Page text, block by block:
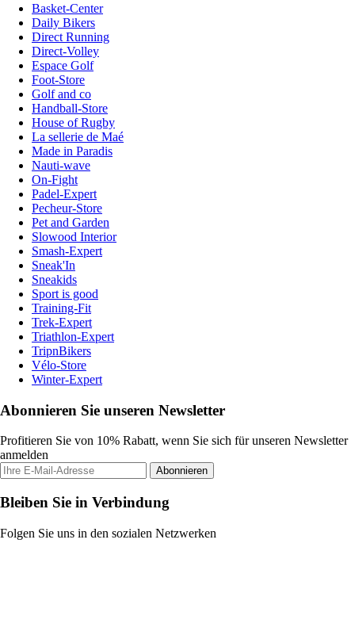
Basket-Center
Daily Bikers
Direct Running
Direct-Volley
Espace Golf
Foot-Store
Golf and co
Handball-Store
House of Rugby
La sellerie de Maé
Made in Paradis
Nauti-wave
On-Fight
Padel-Expert
Pecheur-Store
Pet and Garden
Slowood Interior
Smash-Expert
Sneak'In
Sneakids
Sport is good
Training-Fit
Trek-Expert
Triathlon-Expert
TripnBikers
Vélo-Store
Winter-Expert
Abonnieren Sie unseren Newsletter
Profitieren Sie von 10% Rabatt, wenn Sie sich für unseren Newsletter
anmelden
Abonnieren
Bleiben Sie in Verbindung
Folgen Sie uns in den sozialen Netzwerken